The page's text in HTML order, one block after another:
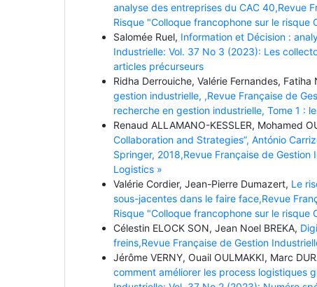
analyse des entreprises du CAC 40,Revue
Risque "Colloque francophone sur le risque
Salomée Ruel, Information et Décision :
Industrielle: Vol. 37 No 3 (2023): Les
articles précurseurs
Ridha Derrouiche, Valérie Fernandes,
gestion industrielle, ,Revue Française de
recherche en gestion industrielle, Tome 1 :
Renaud ALLAMANO-KESSLER, Mohamed
Collaboration and Strategies”, António
Springer, 2018,Revue Française de
Logistics »
Valérie Cordier, Jean-Pierre Dumazert, Le
sous-jacentes dans le faire face,Revue
Risque "Colloque francophone sur le risque
Célestin ELOCK SON, Jean Noel BREKA,
freins,Revue Française de Gestion
Jérôme VERNY, Ouail OULMAKKI, Marc
comment améliorer les process logistiques